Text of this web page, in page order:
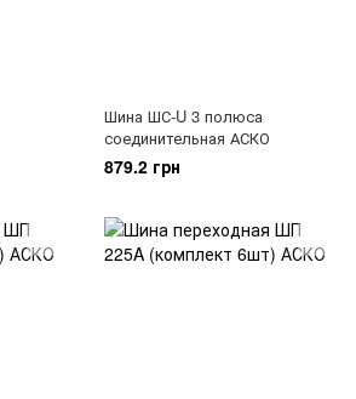
Шина ШС-U 3 полюса
соединительная АСКО
879.2 грн